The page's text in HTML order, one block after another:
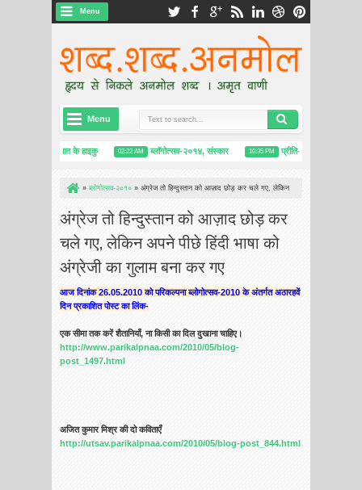
Menu
Menu
: रवीन्द्र प्रभात के हाइकु 02:22 AM ब्लॉगोत्सव-२०१४, संस्कार 10:35 PM प्रीति-नेस विवाद, ​बबूल के
» ब्लोगोत्सव-२०१० » अंग्रेज तो हिन्दुस्तान को आज़ाद छोड़ कर चले गए, लेकिन
अंग्रेज तो हिन्दुस्तान को आज़ाद छोड़ कर
चले गए, लेकिन अपने पीछे हिंदी भाषा को
अंग्रेजी का गुलाम बना कर गए
आज दिनांक 26.05.2010 को परिकल्पना ब्लोगोत्सव-2010 के अंतर्गत अठारहवें
दिन प्रकाशित पोस्ट का लिंक-
एक सीमा तक करें शैतानियाँ, ना किसी का दिल दुखाना चाहिए।
http://www.parikalpnaa.com/2010/05/blog-
post_1497.html
अजित कुमार मिश्र की दो कविताएँ
http://utsav.parikalpnaa.com/2010/05/blog-post_844.html